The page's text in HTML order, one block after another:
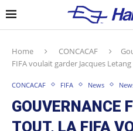
Home CONCACAF
FIFA voulait garder Jacques Letang
CONCACAF FIFA News
GOUVERNANCE
TOUT, LA FIFA